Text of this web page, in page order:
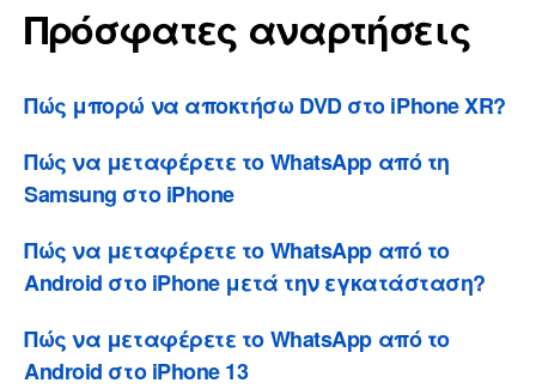
Πρόσφατες αναρτήσεις
Πώς μπορώ να αποκτήσω DVD στο iPhone XR?
Πώς να μεταφέρετε το WhatsApp από τη
Samsung στο iPhone
Πώς να μεταφέρετε το WhatsApp από το
Android στο iPhone μετά την εγκατάσταση?
Πώς να μεταφέρετε το WhatsApp από το
Android στο iPhone 13